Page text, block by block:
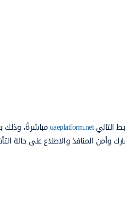
التاليuaeplatform.netمباشرةً، وذلك
وأمن المنافذ والاطلاع على حالة